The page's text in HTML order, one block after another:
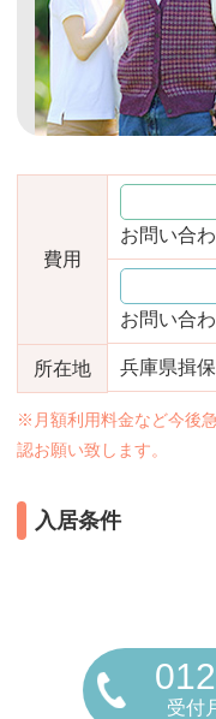
スタッフ紹介
相談者様の声
費用
お問い合
お問い合
所在地 兵庫県揖
※月額利用料金など今後
認お願い致します。
入居条件
受付